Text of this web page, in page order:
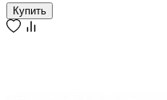
Купить